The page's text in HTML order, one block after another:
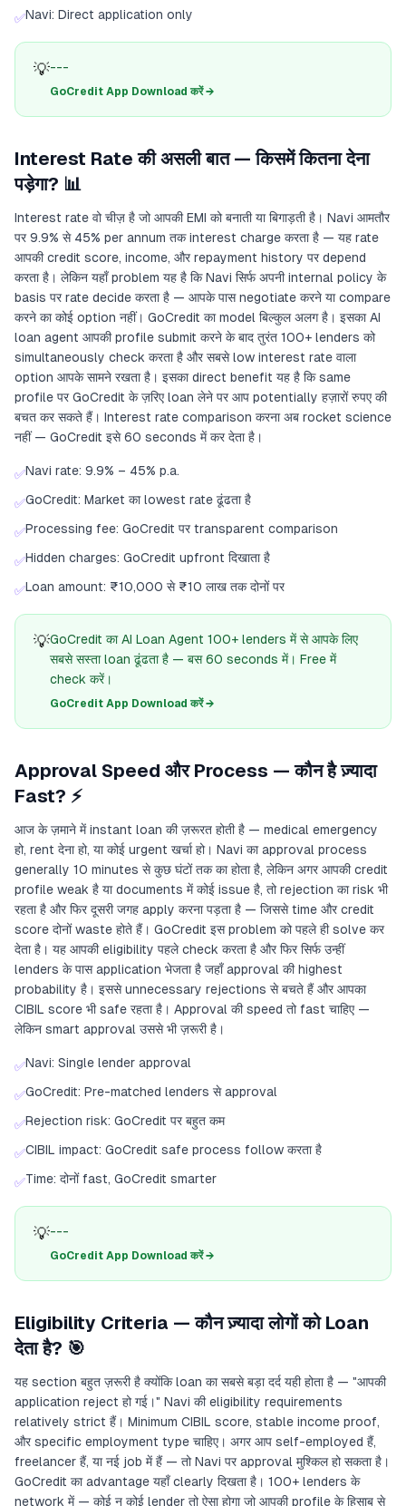
✅Navi: Direct application only
💡---
GoCredit App Download करें →
Interest Rate की असली बात — किसमें कितना देना
पड़ेगा? 📊
Interest rate वो चीज़ है जो आपकी EMI को बनाती या बिगाड़ती है। Navi आमतौर
पर 9.9% से 45% per annum तक interest charge करता है — यह rate
आपकी credit score, income, और repayment history पर depend
करता है। लेकिन यहाँ problem यह है कि Navi सिर्फ अपनी internal policy के
basis पर rate decide करता है — आपके पास negotiate करने या compare
करने का कोई option नहीं। GoCredit का model बिल्कुल अलग है। इसका AI
loan agent आपकी profile submit करने के बाद तुरंत 100+ lenders को
simultaneously check करता है और सबसे low interest rate वाला
option आपके सामने रखता है। इसका direct benefit यह है कि same
profile पर GoCredit के ज़रिए loan लेने पर आप potentially हज़ारों रुपए की
बचत कर सकते हैं। Interest rate comparison करना अब rocket science
नहीं — GoCredit इसे 60 seconds में कर देता है।
✅Navi rate: 9.9% – 45% p.a.
✅GoCredit: Market का lowest rate ढूंढता है
✅Processing fee: GoCredit पर transparent comparison
✅Hidden charges: GoCredit upfront दिखाता है
✅Loan amount: ₹10,000 से ₹10 लाख तक दोनों पर
💡GoCredit का AI Loan Agent 100+ lenders में से आपके लिए
सबसे सस्ता loan ढूंढता है — बस 60 seconds में। Free में
check करें।
GoCredit App Download करें →
Approval Speed और Process — कौन है ज़्यादा
Fast? ⚡
आज के ज़माने में instant loan की ज़रूरत होती है — medical emergency
हो, rent देना हो, या कोई urgent खर्चा हो। Navi का approval process
generally 10 minutes से कुछ घंटों तक का होता है, लेकिन अगर आपकी credit
profile weak है या documents में कोई issue है, तो rejection का risk भी
रहता है और फिर दूसरी जगह apply करना पड़ता है — जिससे time और credit
score दोनों waste होते हैं। GoCredit इस problem को पहले ही solve कर
देता है। यह आपकी eligibility पहले check करता है और फिर सिर्फ उन्हीं
lenders के पास application भेजता है जहाँ approval की highest
probability है। इससे unnecessary rejections से बचते हैं और आपका
CIBIL score भी safe रहता है। Approval की speed तो fast चाहिए —
लेकिन smart approval उससे भी ज़रूरी है।
✅Navi: Single lender approval
✅GoCredit: Pre-matched lenders से approval
✅Rejection risk: GoCredit पर बहुत कम
✅CIBIL impact: GoCredit safe process follow करता है
✅Time: दोनों fast, GoCredit smarter
💡---
GoCredit App Download करें →
Eligibility Criteria — कौन ज़्यादा लोगों को Loan
देता है? 🎯
यह section बहुत ज़रूरी है क्योंकि loan का सबसे बड़ा दर्द यही होता है — "आपकी
application reject हो गई।" Navi की eligibility requirements
relatively strict हैं। Minimum CIBIL score, stable income proof,
और specific employment type चाहिए। अगर आप self-employed हैं,
freelancer हैं, या नई job में हैं — तो Navi पर approval मुश्किल हो सकता है।
GoCredit का advantage यहाँ clearly दिखता है। 100+ lenders के
network में — कोई न कोई lender तो ऐसा होगा जो आपकी profile के हिसाब से